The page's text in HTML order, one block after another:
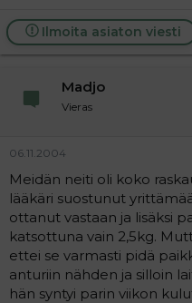
Ilmoita asiaton viesti
Madjo
Vieras
06.11.2004
Meidän neiti oli koko
lääkäri suostunut
ottanut vastaan ja lisäksi
katsottuna vain 2,5kg.
ettei se varmasti pidä
anturiin nähden ja silloin
hän syntyi parin viikon